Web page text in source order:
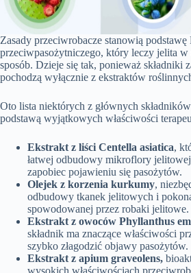
Zasady przeciwrobacze stanowią
przeciwpasożytniczego, który leczy jelita w
sposób. Dzieje się tak, ponieważ składniki
pochodzą wyłącznie z ekstraktów
Oto lista niektórych z głównych
podstawą wyjątkowych właściwości
Ekstrakt z liści Centella asiatica,
łatwej odbudowy mikroflory
zapobiec pojawieniu się pasożytów.
Olejek z korzenia kurkumy,
odbudowy tkanek jelitowych i
spowodowanej przez robaki jelitowe.
Ekstrakt z owoców Phyllanthus
składnik ma znaczące właściwości
szybko złagodzić objawy pasożytów.
Ekstrakt z apium graveolens,